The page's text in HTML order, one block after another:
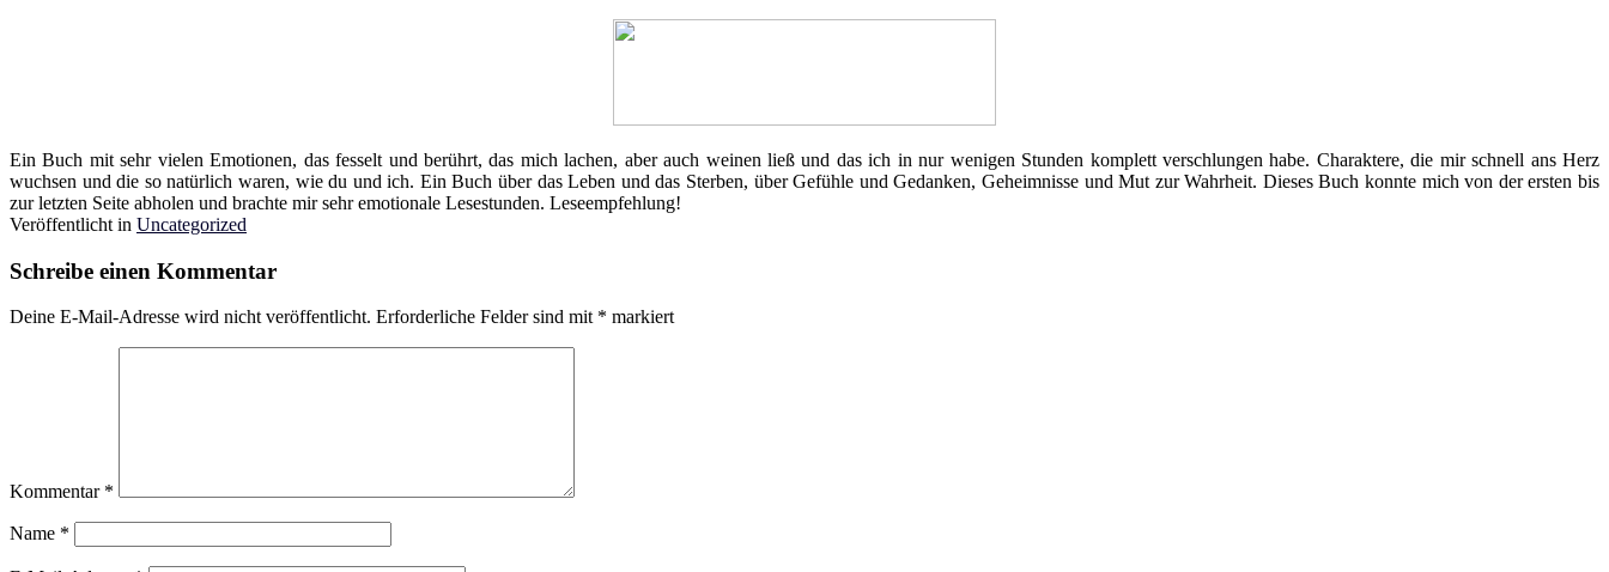
Ein Buch mit sehr vielen Emotionen, das fesselt und berührt, das mich lachen, aber auch weinen ließ und das ich in nur wenigen Stunden komplett verschlungen habe. Charaktere, die mir schnell ans Herz
wuchsen und die so natürlich waren, wie du und ich. Ein Buch über das Leben und das Sterben, über Gefühle und Gedanken, Geheimnisse und Mut zur Wahrheit. Dieses Buch konnte mich von der ersten bis
zur letzten Seite abholen und brachte mir sehr emotionale Lesestunden. Leseempfehlung!
Veröffentlicht in Uncategorized
Schreibe einen Kommentar
Deine E-Mail-Adresse wird nicht veröffentlicht. Erforderliche Felder sind mit * markiert
Kommentar *
Name *